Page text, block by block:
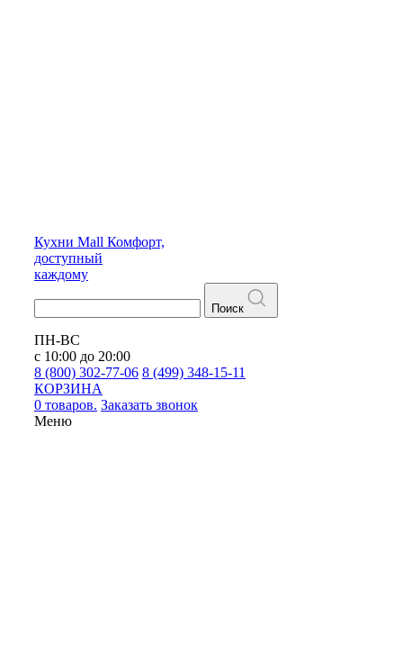
Кухни Mall Комфорт,
доступный
каждому
Поиск
ПН-ВС
с 10:00 до 20:00
8 (800) 302-77-06 8 (499) 348-15-11
КОРЗИНА
0 товаров. Заказать звонок
Меню